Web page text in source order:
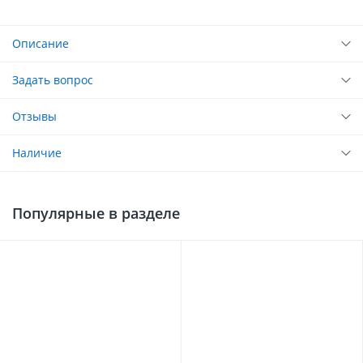
Описание
Задать вопрос
Отзывы
Наличие
Популярные в разделе